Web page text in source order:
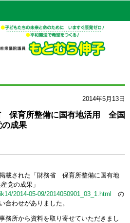
2014年5月13日
保育所整備に国有地活用 全国
の成果
載された「財務省 保育所整備に国有地
党の成果」
2014-05-09/2014050901_03_1.html の
合わせがありました。
務所から資料を取り寄せていただきまし